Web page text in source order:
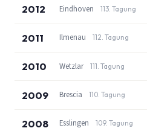
2012 Eindhoven 113. Tagung
2011 Ilmenau 112. Tagung
2010 Wetzlar 111. Tagung
2009 Brescia 110. Tagung
2008 Esslingen 109. Tagung